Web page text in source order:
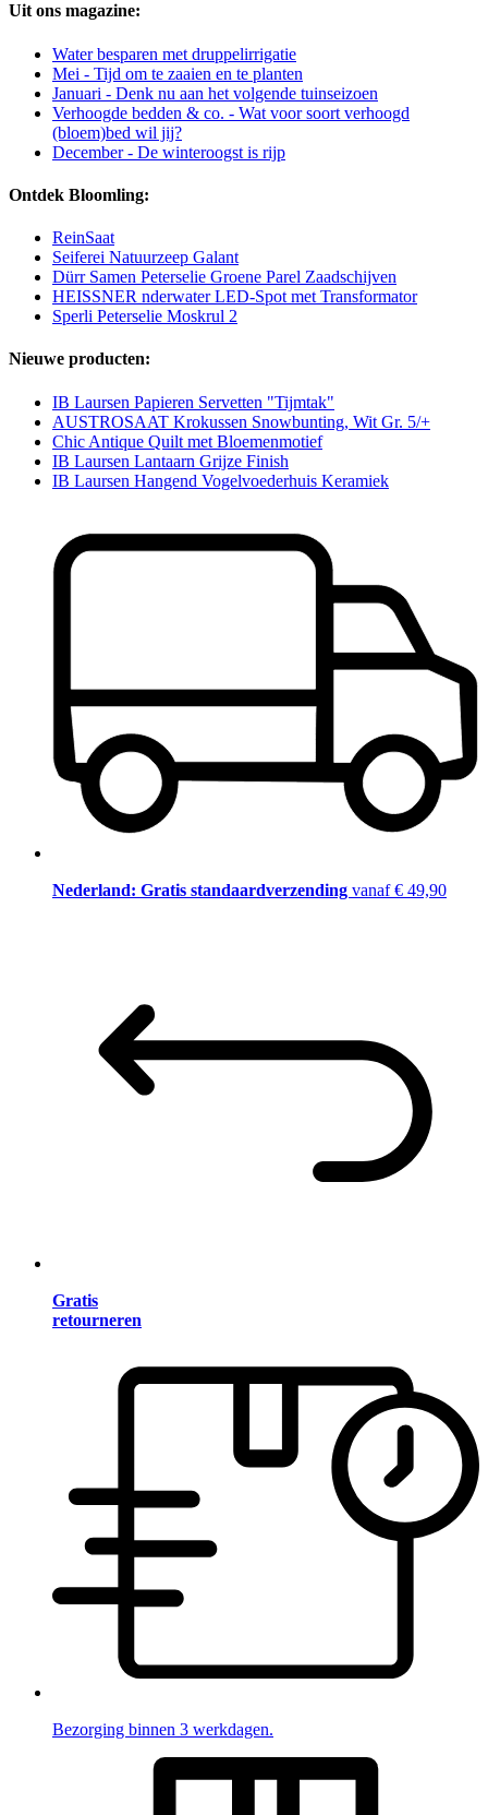
Uit ons magazine:
Water besparen met druppelirrigatie
Mei - Tijd om te zaaien en te planten
Januari - Denk nu aan het volgende tuinseizoen
Verhoogde bedden & co. - Wat voor soort verhoogd
(bloem)bed wil jij?
December - De winteroogst is rijp
Ontdek Bloomling:
ReinSaat
Seiferei Natuurzeep Galant
Dürr Samen Peterselie Groene Parel Zaadschijven
HEISSNER nderwater LED-Spot met Transformator
Sperli Peterselie Moskrul 2
Nieuwe producten:
IB Laursen Papieren Servetten "Tijmtak"
AUSTROSAAT Krokussen Snowbunting, Wit Gr. 5/+
Chic Antique Quilt met Bloemenmotief
IB Laursen Lantaarn Grijze Finish
IB Laursen Hangend Vogelvoederhuis Keramiek
Nederland: Gratis standaardverzending vanaf € 49,90
Gratis
retourneren
Bezorging binnen 3 werkdagen.